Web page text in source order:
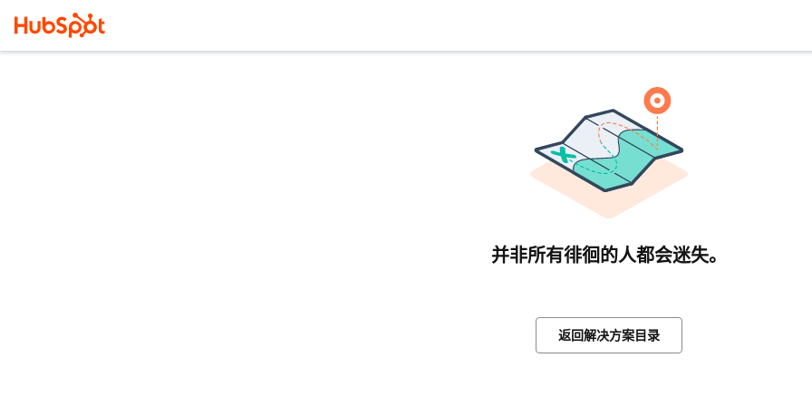
并非所有徘徊的人都会迷失。
返回解决方案目录